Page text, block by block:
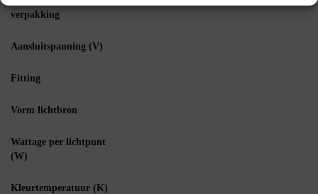
verpakking
Aansluitspanning (V)
Fitting
Vorm lichtbron
Wattage per lichtpunt
(W)
Kleurtemperatuur (K)